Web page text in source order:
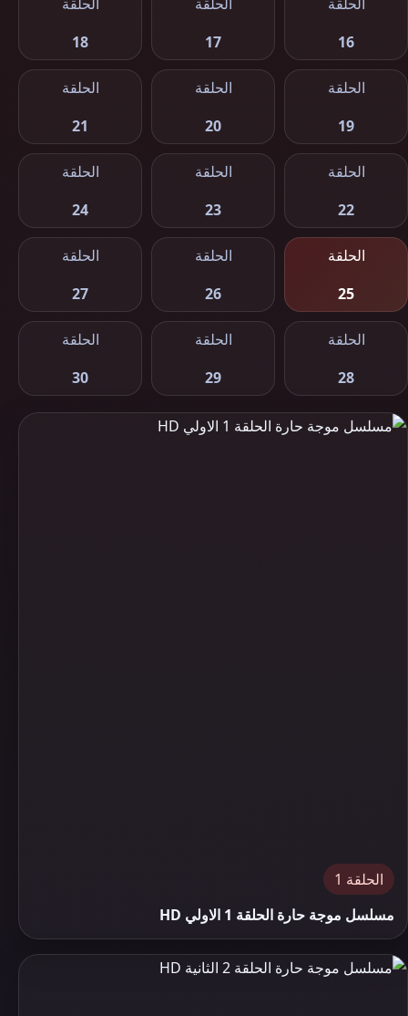
16
17
18
الحلقة
19
الحلقة
20
الحلقة
21
الحلقة
22
الحلقة
23
الحلقة
24
الحلقة
25
الحلقة
26
الحلقة
27
الحلقة
28
الحلقة
29
الحلقة
30
الحلقة 1
مسلسل موجة حارة الحلقة 1 الاولي HD